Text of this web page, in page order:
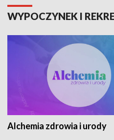
WYPOCZYNEK I
Alchemia zdrowia i urody